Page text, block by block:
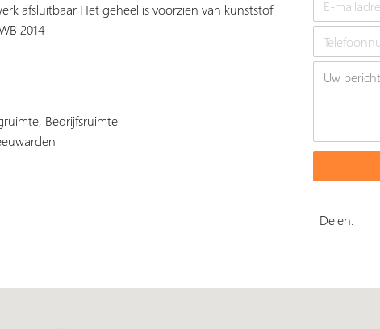
afsluitbaar Het geheel is voorzien van kunststof
2014
Bedrijfsruimte
Delen: